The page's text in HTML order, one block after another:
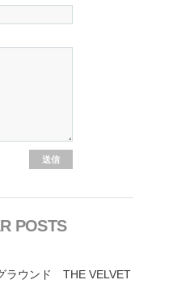
POSTS
ラウンド THE VELVET